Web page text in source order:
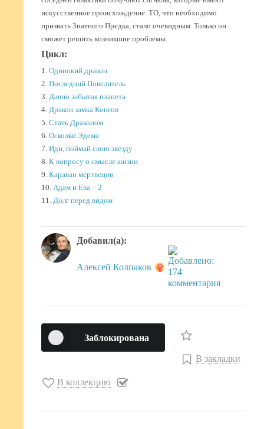
искусственное происхождение. ТО, что необходимо
призвать Знатного Предка, стало очевидным. Только он
сможет решить возникшие проблемы.
Цикл:
1. Одинокий дракон
2. Последний Повелитель
3. Давно забытая планета
4. Дракон замка Конгов
5. Стать Драконом
6. Осколки Эдема
7. Иди, поймай свою звезду
8. К вопросу о смысле жизни
9. Караван мертвецов
10. Адам и Ева – 2
11. Долг перед видом
Добавил(а):
Алексей Колпаков
Заблокирована
В закладки
В коллекцию